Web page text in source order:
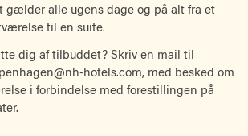
gælder alle ugens dage og på alt fra et
til en suite.
dig af tilbuddet? Skriv en mail til
hotels.com, med besked om
i forbindelse med forestillingen på